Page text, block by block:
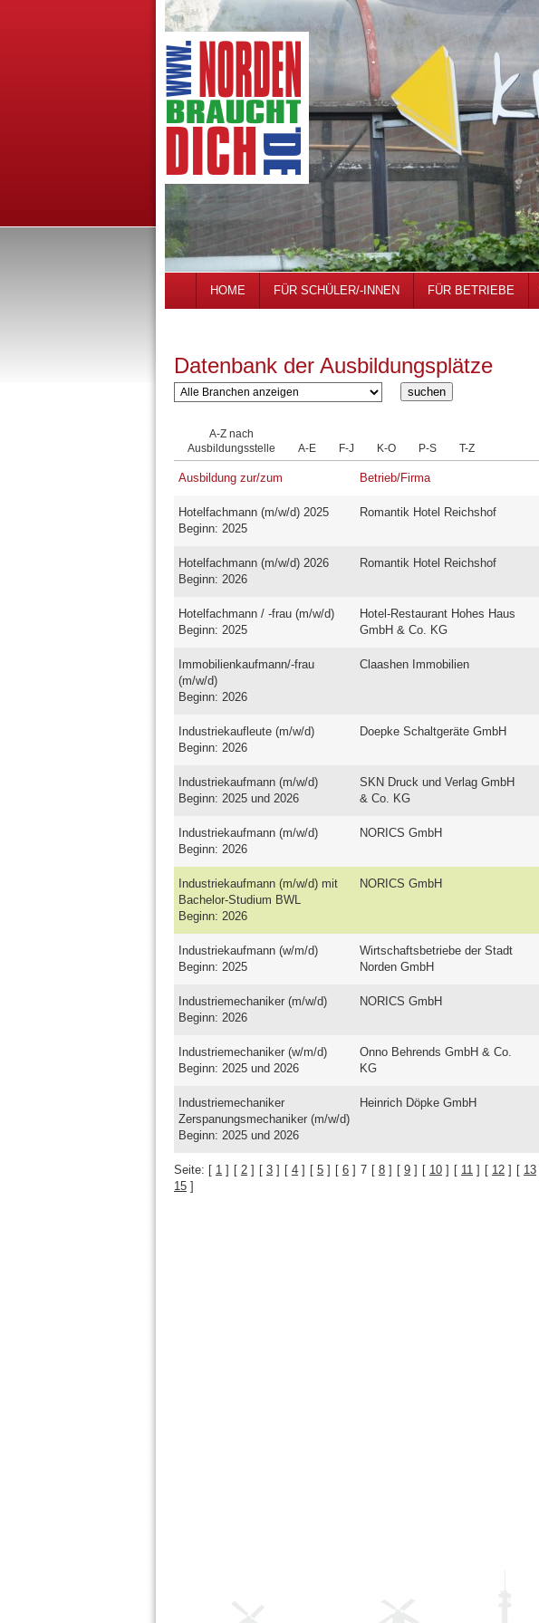
HOME FÜR SCHÜLER/-INNEN FÜR BETRIEBE
Datenbank der Ausbildungsplätze
A-Z nach
Ausbildungsstelle
A-E F-J K-O P-S T-Z
Ausbildung zur/zum Betrieb/Firma
Hotelfachmann (m/w/d) 2025
Beginn: 2025
Romantik Hotel Reichshof
Hotelfachmann (m/w/d) 2026
Beginn: 2026
Romantik Hotel Reichshof
Hotelfachmann / -frau (m/w/d)
Beginn: 2025
Hotel-Restaurant Hohes Haus
GmbH & Co. KG
Immobilienkaufmann/-frau
(m/w/d)
Beginn: 2026
Claashen Immobilien
Industriekaufleute (m/w/d)
Beginn: 2026
Doepke Schaltgeräte GmbH
Industriekaufmann (m/w/d)
Beginn: 2025 und 2026
SKN Druck und Verlag GmbH
& Co. KG
Industriekaufmann (m/w/d)
Beginn: 2026
NORICS GmbH
Industriekaufmann (m/w/d) mit
Bachelor-Studium BWL
Beginn: 2026
NORICS GmbH
Industriekaufmann (w/m/d)
Beginn: 2025
Wirtschaftsbetriebe der Stadt
Norden GmbH
Industriemechaniker (m/w/d)
Beginn: 2026
NORICS GmbH
Industriemechaniker (w/m/d)
Beginn: 2025 und 2026
Onno Behrends GmbH & Co.
KG
Industriemechaniker
Zerspanungsmechaniker (m/w/d)
Beginn: 2025 und 2026
Heinrich Döpke GmbH
Seite: [ 1 ] [ 2 ] [ 3 ] [ 4 ] [ 5 ] [ 6 ] 7 [ 8 ] [ 9 ] [ 10 ] [ 11 ] [ 12 ] [ 13
15 ]